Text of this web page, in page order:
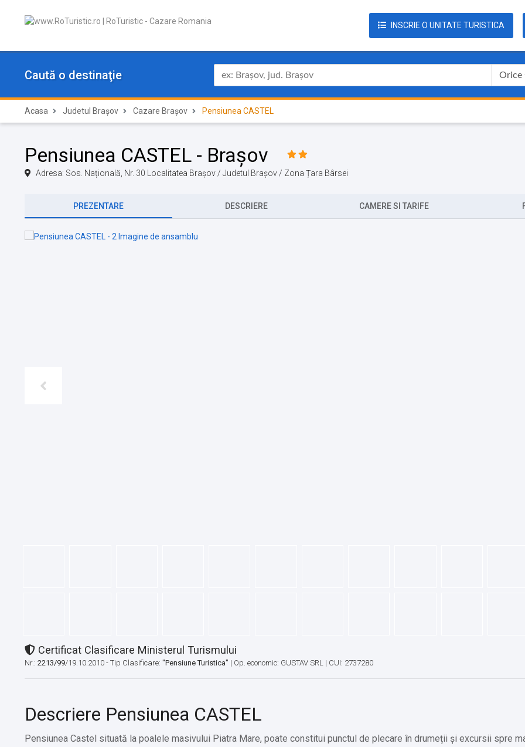
INSCRIE O UNITATE TURISTICA
Caută o destinaţie Orice
Acasa Judetul Brașov Cazare Brașov Pensiunea CASTEL
Pensiunea CASTEL - Brașov
Adresa: Sos. Națională, Nr. 30 Localitatea Brașov / Judetul Brașov / Zona Țara Bârsei
PREZENTARE DESCRIERE CAMERE SI TARIFE
Certificat Clasificare Ministerul Turismului
Nr.: 2213/99/19.10.2010 - Tip Clasificare: "Pensiune Turistica" | Op. economic: GUSTAV SRL | CUI: 2737280
Descriere Pensiunea CASTEL
Pensiunea Castel situată la poalele masivului Piatra Mare, poate constitui punctul de plecare în drumeții și excursii spre